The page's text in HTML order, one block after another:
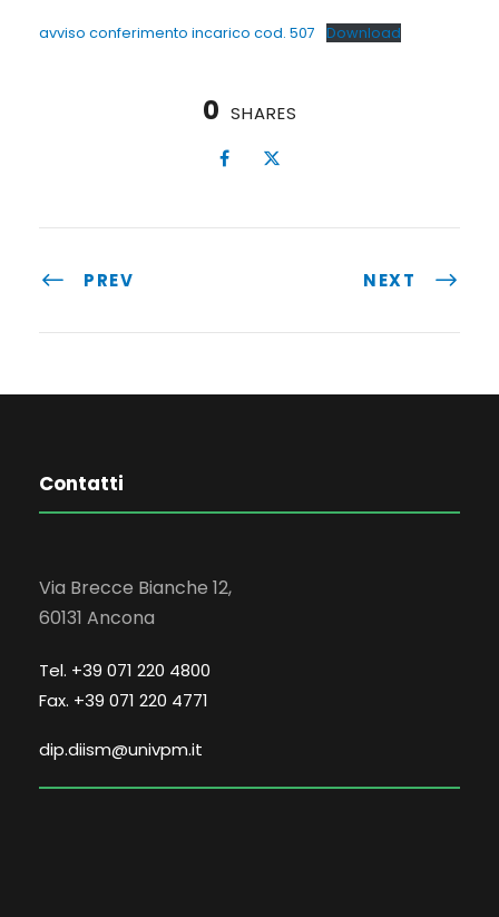
avviso conferimento incarico cod. 507 Download
0 SHARES
PREV NEXT
Contatti
Via Brecce Bianche 12,
60131 Ancona
Tel. +39 071 220 4800
Fax. +39 071 220 4771
dip.diism@univpm.it